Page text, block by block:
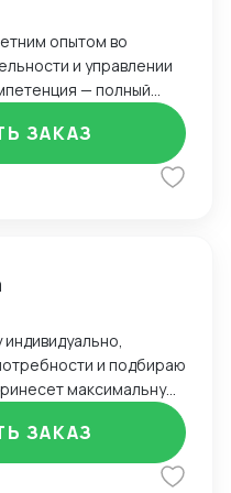
опытом во
и управлении
— полный
в первую
переговоры,
оформления.
Организовывал
под
Ozon и
закупок до 350
и условия
сертификации
и возвраты.
и рассчитывал
обеспечивая
out-of-stock.
ЗАКАЗ
и подбираю
максимальную
мне не только
но и обеспечивать
– от первого
товара в ваш
ЗАКАЗ